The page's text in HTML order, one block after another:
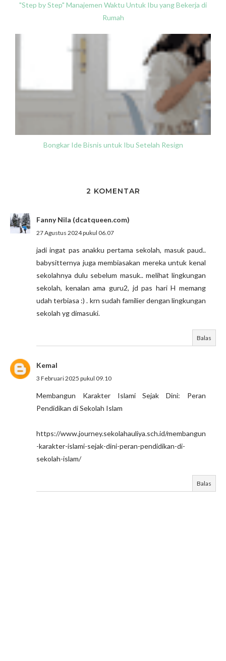
"Step by Step" Manajemen Waktu Untuk Ibu yang Bekerja di
Rumah
Bongkar Ide Bisnis untuk Ibu Setelah Resign
2 KOMENTAR
Fanny Nila (dcatqueen.com)
27 Agustus 2024 pukul 06.07
jadi ingat pas anakku pertama sekolah, masuk paud..
babysitternya juga membiasakan mereka untuk kenal
sekolahnya dulu sebelum masuk.. melihat lingkungan
sekolah, kenalan ama guru2, jd pas hari H memang
udah terbiasa :) . krn sudah familier dengan lingkungan
sekolah yg dimasuki.
Balas
Kemal
3 Februari 2025 pukul 09.10
Membangun Karakter Islami Sejak Dini: Peran
Pendidikan di Sekolah Islam
https://www.journey.sekolahauliya.sch.id/membangun
-karakter-islami-sejak-dini-peran-pendidikan-di-
sekolah-islam/
Balas